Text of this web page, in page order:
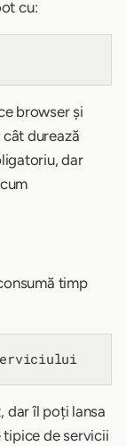
cu:
browser și
durează
dar
timp
sudo systemctl disable numele-serviciului
dar îl poți lansa
tipice de servicii